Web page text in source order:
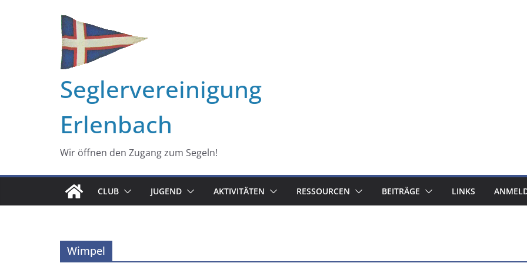
Seglervereinigung
Erlenbach
Wir öffnen den Zugang zum Segeln!
CLUB JUGEND AKTIVITÄTEN RESSOURCEN BEITRÄGE LINKS
Wimpel